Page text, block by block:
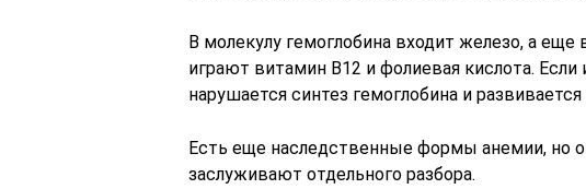
В молекулу гемоглобина входит железо, а
играют витамин В12 и фолиевая кислота. Если
нарушается синтез гемоглобина и
Есть еще наследственные формы анемии, но
заслуживают отдельного разбора.